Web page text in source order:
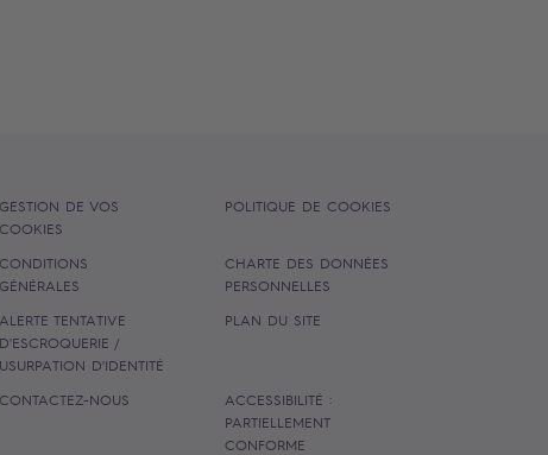
GESTION DE VOS
COOKIES
POLITIQUE DE COOKIES
CONDITIONS
GÉNÉRALES
CHARTE DES DONNÉES
PERSONNELLES
ALERTE TENTATIVE
D'ESCROQUERIE /
USURPATION D'IDENTITÉ
PLAN DU SITE
CONTACTEZ-NOUS
ACCESSIBILITÉ :
PARTIELLEMENT
CONFORME